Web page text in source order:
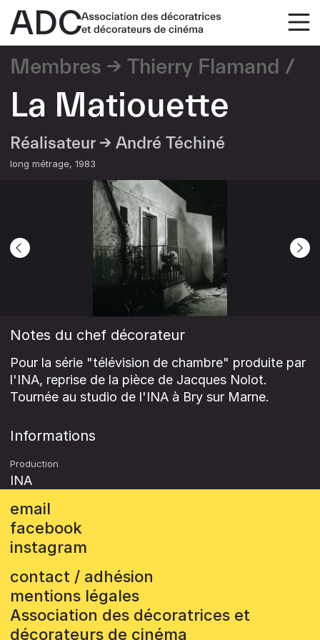
Membres Thierry Flamand
La Matiouette
Réalisateur → André Téchiné
long métrage 1983
Notes du chef décorateur
Pour la série "télévision de chambre" produite par
l'INA, reprise de la pièce de Jacques Nolot.
Tournée au studio de l'INA à Bry sur Marne.
Informations
Production
INA
email
facebook
instagram
contact / adhésion
mentions légales
Association des décoratrices et
décorateurs de cinéma